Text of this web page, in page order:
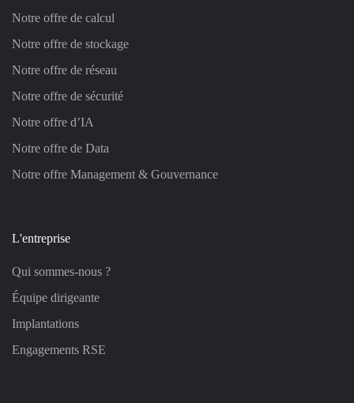
Notre offre de calcul
Notre offre de stockage
Notre offre de réseau
Notre offre de sécurité
Notre offre d’IA
Notre offre de Data
Notre offre Management & Gouvernance
L'entreprise
Qui sommes-nous ?
Équipe dirigeante
Implantations
Engagements RSE